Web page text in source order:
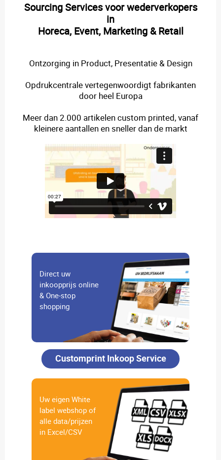
Sourcing Services voor wederverkopers
in
Horeca, Event, Marketing & Retail
Ontzorging in Product, Presentatie & Design
Opdrukcentrale vertegenwoordigt fabrikanten
door heel Europa
Meer dan 2.000 artikelen custom printed, vanaf
kleinere aantallen en sneller dan de markt
Direct uw
inkoopprijs online
& One-stop
shopping
Customprint Inkoop Service
Uw eigen White
label webshop of
alle data/prijzen
in Excel/CSV